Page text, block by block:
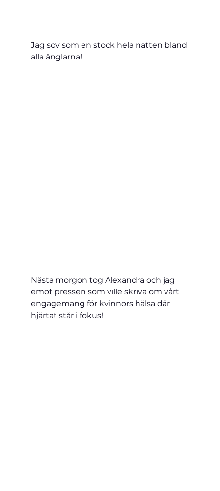
Jag sov som en stock hela natten bland
alla änglarna!
Nästa morgon tog Alexandra och jag
emot pressen som ville skriva om vårt
engagemang för kvinnors hälsa där
hjärtat står i fokus!